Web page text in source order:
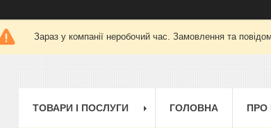
Зараз у компанії неробочий час. Замовлення та
ТОВАРИ І ПОСЛУГИ ГОЛОВНА ПРО